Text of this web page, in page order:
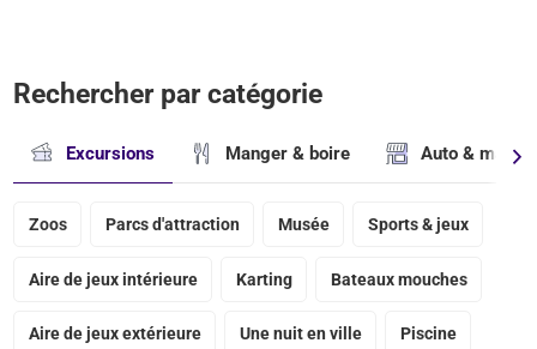
Rechercher par catégorie
Excursions Manger & boire Auto &
Zoos Parcs d'attraction Musée Sports & jeux
Aire de jeux intérieure Karting Bateaux mouches
Aire de jeux extérieure Une nuit en ville Piscine